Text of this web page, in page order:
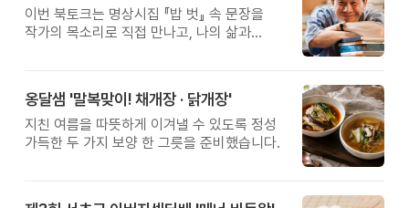
이번 북토크는 명상시집 『밥 벗』 속 문장을
작가의 목소리로 직접 만나고, 나의 삶과
옹달샘 '말복맞이! 채개장 · 닭개장'
지친 여름을 따뜻하게 이겨낼 수 있도록 정성
가득한 두 가지 보양 한 그릇을 준비했습니다.